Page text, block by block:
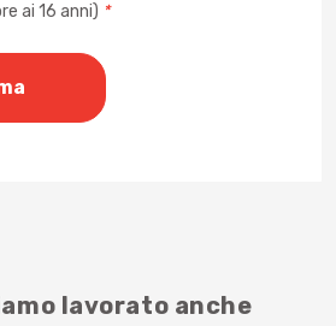
ai 16 anni) *
lavorato anche